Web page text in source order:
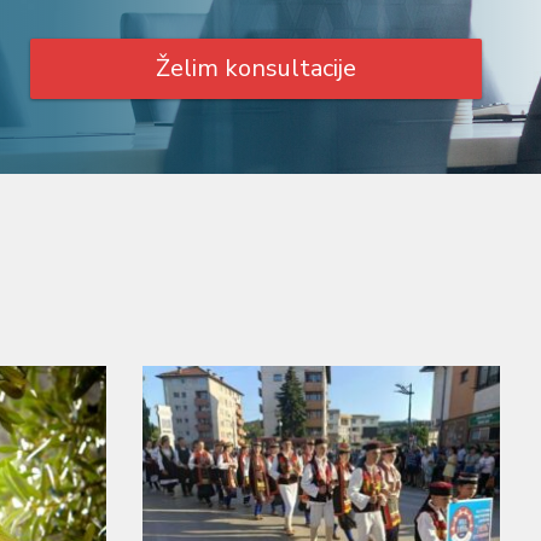
Želim konsultacije